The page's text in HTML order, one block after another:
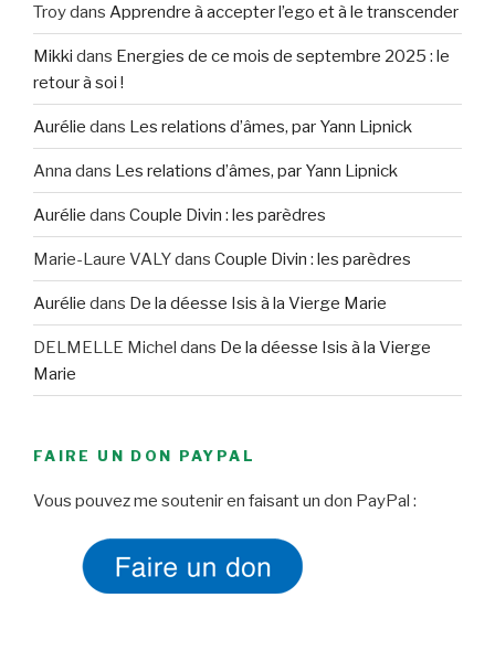
Troydans Apprendre à accepter l’ego et à le transcender
Mikki dans Energies de ce mois de septembre 2025 : le
retour à soi !
Aurélie dans Les relations d’âmes, par Yann Lipnick
Anna dans Les relations d’âmes, par Yann Lipnick
Aurélie dans Couple Divin : les parèdres
Marie-Laure VALYdans Couple Divin : les parèdres
Aurélie dans De la déesse Isis à la Vierge Marie
DELMELLE Michel dans De la déesse Isis à la Vierge
Marie
FAIRE UN DON PAYPAL
Vous pouvez me soutenir en faisant un don PayPal :